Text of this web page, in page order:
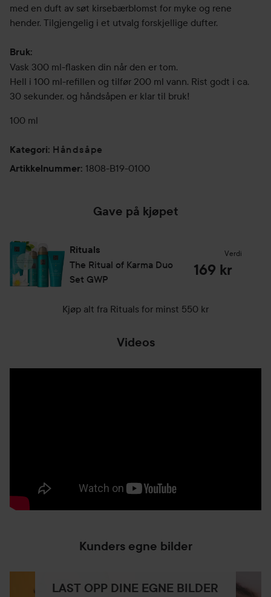
med en duft av søt kirsebærblomst for myke og rene
hender. Tilgjengelig i et utvalg forskjellige dufter.
Bruk:
Vask 300 ml-flasken din når den er tom.
Hell i 100 ml-refillen og tilfør 200 ml vann. Rist godt i ca.
30 sekunder, og håndsåpen er klar til bruk!
100 ml
Kategori: Håndsåpe
Artikkelnummer: 1808-B19-0100
Gave på kjøpet
Rituals
The Ritual of Karma Duo
Set GWP
Verdi
169 kr
Kjøp alt fra Rituals for minst 550 kr
Videos
Kunders egne bilder
LAST OPP DINE EGNE BILDER